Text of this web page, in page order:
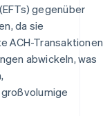
gegenüber
da sie
ACH-Transaktionen
abwickeln, was